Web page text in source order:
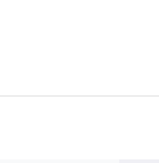
اولیه در تولید